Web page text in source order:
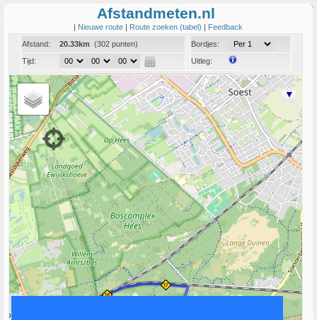
Afstandmeten.nl
| Nieuwe route | Route zoeken (tabel) | Feedback
Afstand:
20.33km (302 punten)
Tijd:
Bordjes:
Uitleg:
Coord:
Info:Link naar deze route